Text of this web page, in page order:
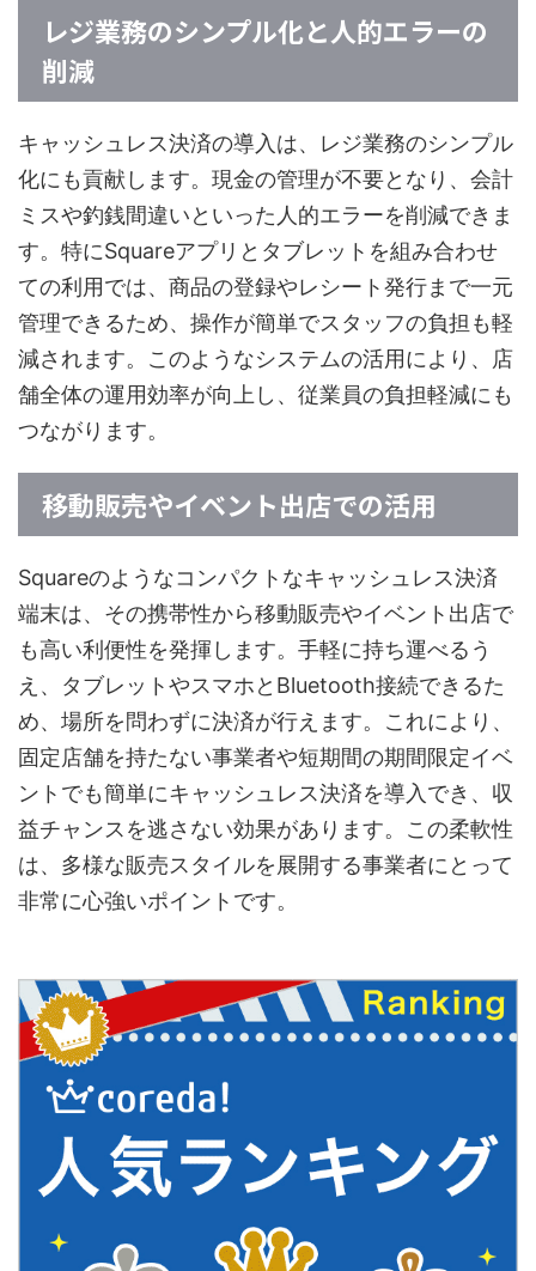
レジ業務のシンプル化と人的エラーの
削減
キャッシュレス決済の導入は、レジ業務のシンプル
化にも貢献します。現金の管理が不要となり、会計
ミスや釣銭間違いといった人的エラーを削減できま
す。特にSquareアプリとタブレットを組み合わせ
ての利用では、商品の登録やレシート発行まで一元
管理できるため、操作が簡単でスタッフの負担も軽
減されます。このようなシステムの活用により、店
舗全体の運用効率が向上し、従業員の負担軽減にも
つながります。
移動販売やイベント出店での活用
Squareのようなコンパクトなキャッシュレス決済
端末は、その携帯性から移動販売やイベント出店で
も高い利便性を発揮します。手軽に持ち運べるう
え、タブレットやスマホとBluetooth接続できるた
め、場所を問わずに決済が行えます。これにより、
固定店舗を持たない事業者や短期間の期間限定イベ
ントでも簡単にキャッシュレス決済を導入でき、収
益チャンスを逃さない効果があります。この柔軟性
は、多様な販売スタイルを展開する事業者にとって
非常に心強いポイントです。